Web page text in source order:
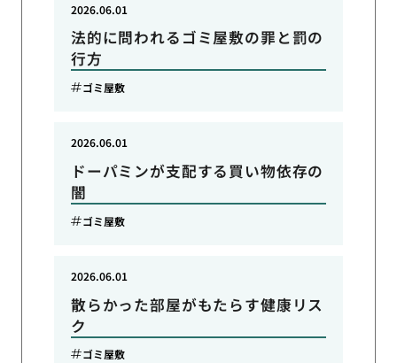
法的に問われるゴミ屋敷の罪と罰の
行方
2026.06.01
ゴミ屋敷
ドーパミンが支配する買い物依存の
闇
2026.06.01
ゴミ屋敷
散らかった部屋がもたらす健康リス
ク
2026.06.01
ゴミ屋敷